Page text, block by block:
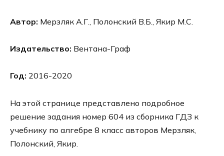
Автор: Мерзляк А.Г., Полонский В.Б., Якир М.С.
Издательство: Вентана-Граф
Год: 2016-2020
На этой странице представлено подробное
решение задания номер 604 из сборника ГДЗ к
учебнику по алгебре 8 класс авторов Мерзляк,
Полонский, Якир.